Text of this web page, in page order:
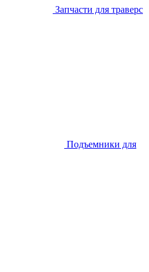
Запчасти для траверс
Подъемники для